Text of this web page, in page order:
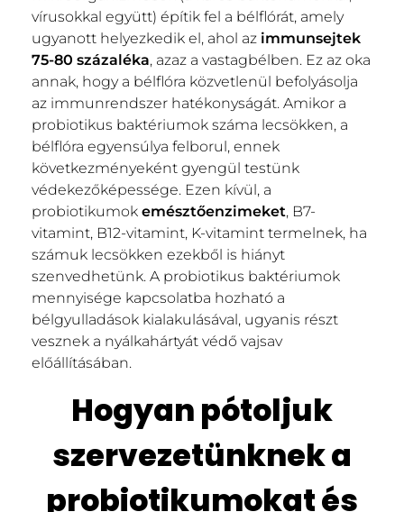
vírusokkal együtt) építik fel a bélflórát, amely
ugyanott helyezkedik el, ahol az immunsejtek
75-80 százaléka, azaz a vastagbélben. Ez az oka
annak, hogy a bélflóra közvetlenül befolyásolja
az immunrendszer hatékonyságát. Amikor a
probiotikus baktériumok száma lecsökken, a
bélflóra egyensúlya felborul, ennek
következményeként gyengül testünk
védekezőképessége. Ezen kívül, a
probiotikumok emésztőenzimeket, B7-
vitamint, B12-vitamint, K-vitamint termelnek, ha
számuk lecsökken ezekből is hiányt
szenvedhetünk. A probiotikus baktériumok
mennyisége kapcsolatba hozható a
bélgyulladások kialakulásával, ugyanis részt
vesznek a nyálkahártyát védő vajsav
előállításában.
Hogyan pótoljuk
szervezetünknek a
probiotikumokat és